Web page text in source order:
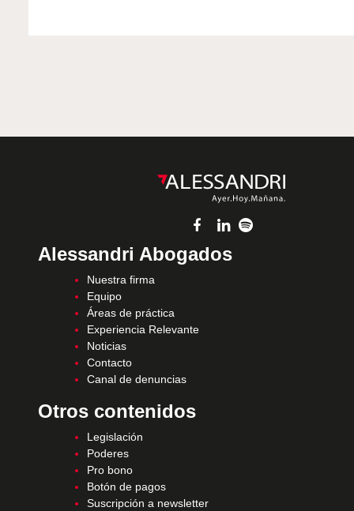
Alessandri Abogados
Nuestra firma
Equipo
Áreas de práctica
Experiencia Relevante
Noticias
Contacto
Canal de denuncias
Otros contenidos
Legislación
Poderes
Pro bono
Botón de pagos
Suscripción a newsletter